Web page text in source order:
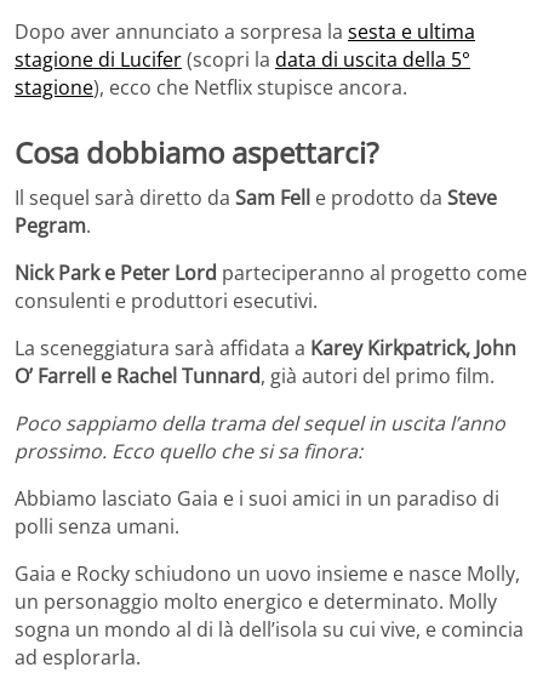
Dopo aver annunciato a sorpresa la sesta e ultima
stagione di Lucifer(scopri la data di uscita della 5°
stagione), ecco che Netflix stupisce ancora.
Cosa dobbiamo aspettarci?
Il sequel sarà diretto da Sam Fell e prodotto da Steve
Pegram.
Nick Park e Peter Lord parteciperanno al progetto come
consulenti e produttori esecutivi.
La sceneggiatura sarà affidata a Karey Kirkpatrick, John
O’ Farrell e Rachel Tunnard, già autori del primo film.
Poco sappiamo della trama del sequel in uscita l’anno
prossimo. Ecco quello che si sa finora:
Abbiamo lasciato Gaia e i suoi amici in un paradiso di
polli senza umani.
Gaia e Rocky schiudono un uovo insieme e nasce Molly,
un personaggio molto energico e determinato. Molly
sogna un mondo al di là dell’isola su cui vive, e comincia
ad esplorarla.